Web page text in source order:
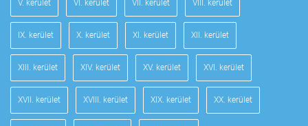
V. kerület VI. kerület VII. kerület VIII. kerület
IX. kerület X. kerület XI. kerület XII. kerület
XIII. kerület XIV. kerület XV. kerület XVI. kerület
XVII. kerület XVIII. kerület XIX. kerület XX. kerület